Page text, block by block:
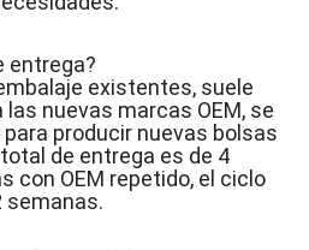
entrega?
existentes, suele
nuevas marcas OEM, se
producir nuevas bolsas
de entrega es de 4
con OEM repetido, el ciclo
semanas.